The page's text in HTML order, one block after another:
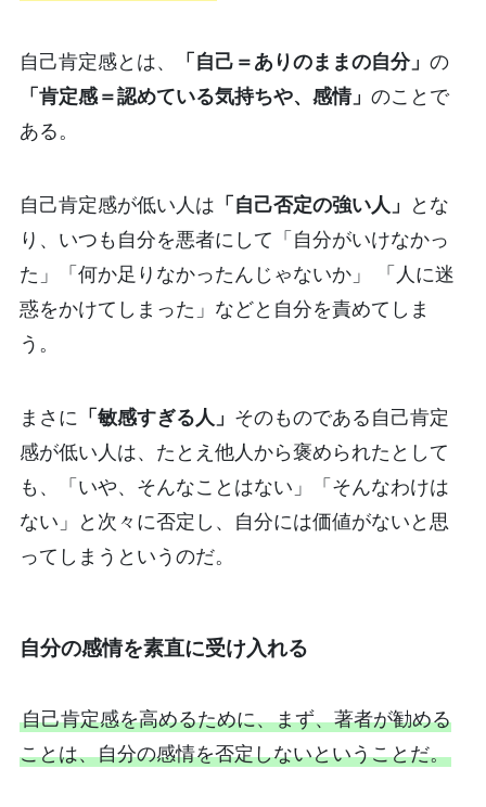
自己肯定感とは、 「自己＝ありのままの自分」 の
「肯定感＝認めている気持ちや、感情」 のことで
ある。
自己肯定感が低い人は 「自己否定の強い人」
とな
り、いつも自分を悪者にして「自分がいけなかっ
た」「何か足りなかったんじゃないか」 「人に迷
惑をかけてしまった」などと自分を責めてしま
う。
まさに 「敏感すぎる人」 そのものである自己肯定
感が低い人は、たとえ他人から褒められたとして
も、「いや、そんなことはない」「そんなわけは
ない」と次々に否定し、自分には価値がないと思
ってしまうというのだ。
自分の感情を素直に受け入れる
自己肯定感を高めるために、まず、著者が勧める
ことは、自分の感情を否定しないということだ。